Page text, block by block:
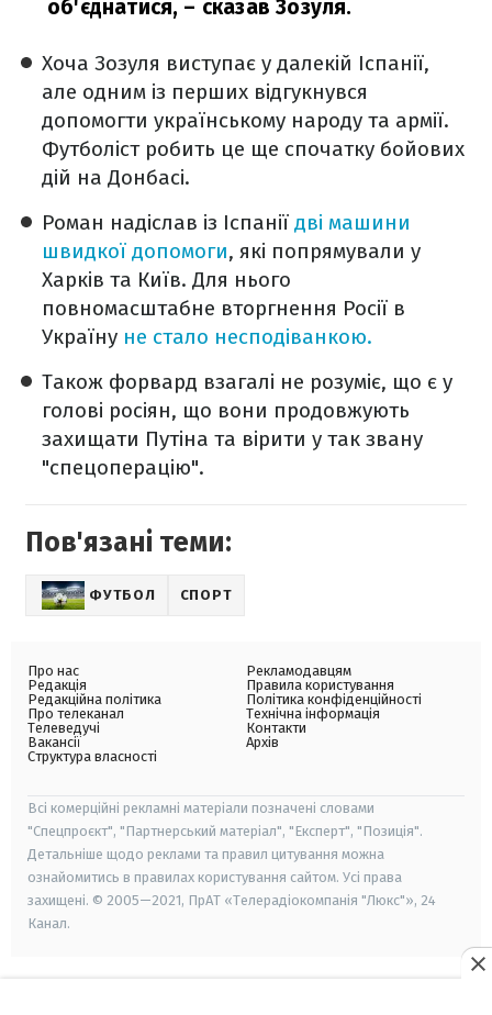
об'єднатися, – сказав Зозуля.
Хоча Зозуля виступає у далекій Іспанії,
але одним із перших відгукнувся
допомогти українському народу та армії.
Футболіст робить це ще спочатку бойових
дій на Донбасі.
Роман надіслав із Іспанії дві машини
швидкої допомоги, які попрямували у
Харків та Київ. Для нього
повномасштабне вторгнення Росії в
Україну не стало несподіванкою.
Також форвард взагалі не розуміє, що є у
голові росіян, що вони продовжують
захищати Путіна та вірити у так звану
"спецоперацію".
Пов'язані теми:
ФУТБОЛ СПОРТ
Про нас
Редакція
Редакційна політика
Про телеканал
Телеведучі
Вакансії
Структура власності
Рекламодавцям
Правила користування
Політика конфіденційності
Технічна інформація
Контакти
Архів
Всі комерційні рекламні матеріали позначені словами
"Спецпроєкт", "Партнерський матеріал", "Експерт", "Позиція".
Детальніше щодо реклами та правил цитування можна
ознайомитись в правилах користування сайтом. Усі права
захищені. © 2005—2021, ПрАТ «Телерадіокомпанія "Люкс"», 24
Канал.